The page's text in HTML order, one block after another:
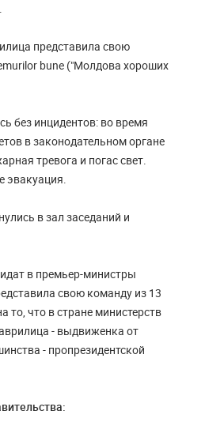
представила свою
bune ("Молдова хороших
без инцидентов: во время
в законодательном органе
тревога и погас свет.
эвакуация.
в зал заседаний и
в премьер-министры
свою команду из 13
то, что в стране министерств
- выдвиженка от
- пропрезидентской